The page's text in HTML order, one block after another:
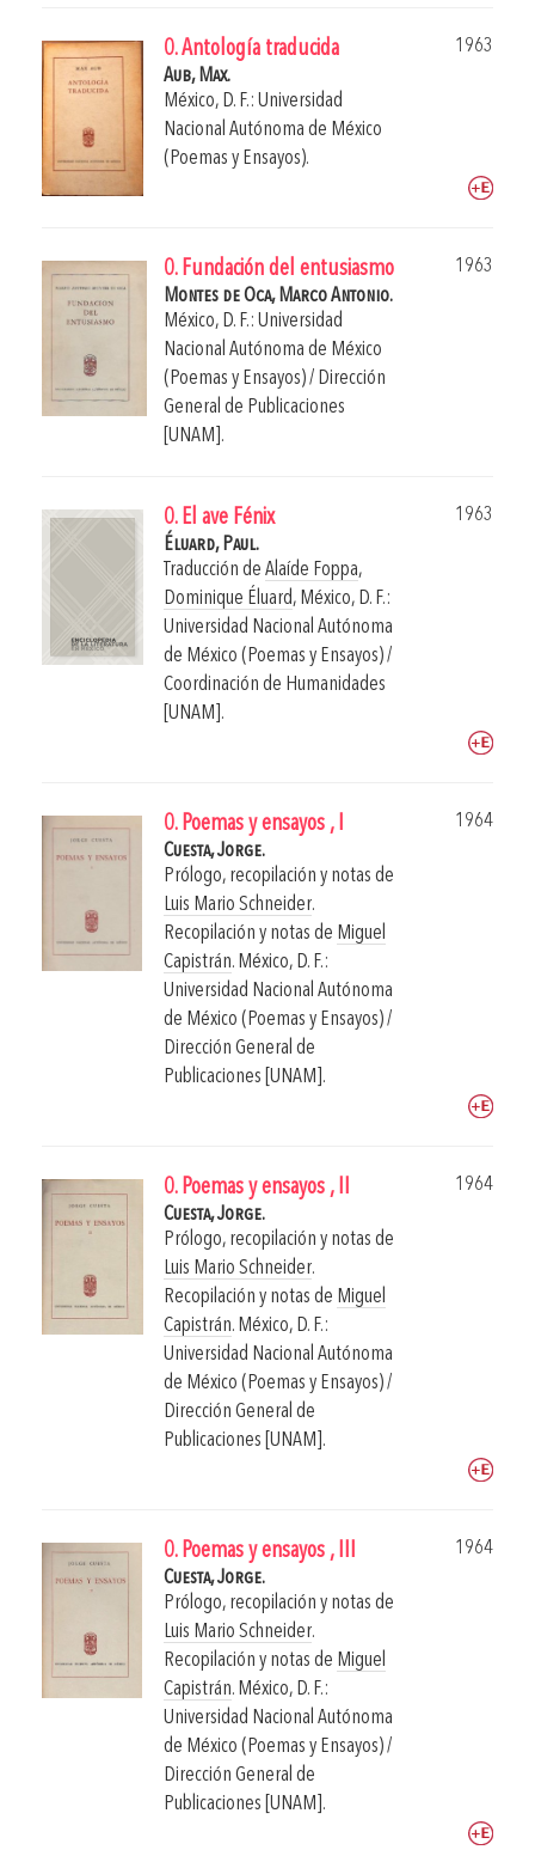
0. Antología traducida
1963
Aub, Max.
México, D. F.: Universidad
Nacional Autónoma de México
(Poemas y Ensayos).
0. Fundación del entusiasmo
1963
Montes de Oca, Marco Antonio.
México, D. F.: Universidad
Nacional Autónoma de México
(Poemas y Ensayos) / Dirección
General de Publicaciones
[UNAM].
0. El ave Fénix
1963
Éluard, Paul.
Traducción de Alaíde Foppa,
Dominique Éluard, México, D. F.:
Universidad Nacional Autónoma
de México (Poemas y Ensayos) /
Coordinación de Humanidades
[UNAM].
0. Poemas y ensayos , I
1964
Cuesta, Jorge.
Prólogo, recopilación y notas de
Luis Mario Schneider.
Recopilación y notas de Miguel
Capistrán. México, D. F.:
Universidad Nacional Autónoma
de México (Poemas y Ensayos) /
Dirección General de
Publicaciones [UNAM].
0. Poemas y ensayos , II
1964
Cuesta, Jorge.
Prólogo, recopilación y notas de
Luis Mario Schneider.
Recopilación y notas de Miguel
Capistrán. México, D. F.:
Universidad Nacional Autónoma
de México (Poemas y Ensayos) /
Dirección General de
Publicaciones [UNAM].
0. Poemas y ensayos , III
1964
Cuesta, Jorge.
Prólogo, recopilación y notas de
Luis Mario Schneider.
Recopilación y notas de Miguel
Capistrán. México, D. F.:
Universidad Nacional Autónoma
de México (Poemas y Ensayos) /
Dirección General de
Publicaciones [UNAM].